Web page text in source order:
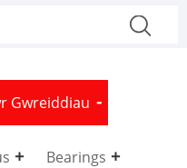
Gwreiddiau
Bearings